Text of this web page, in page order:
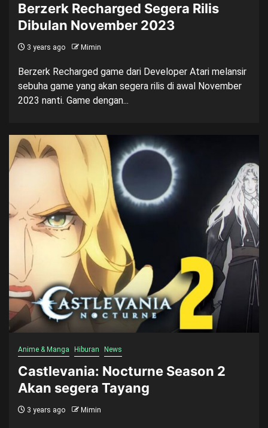
Berzerk Recharged Segera Rilis
Dibulan November 2023
3 years ago Mimin
Berzerk Recharged game dari Developer Atari melansir
sebuha game yang akan segera rilis di awal November
2023 nanti. Game dengan...
Anime & Manga Hiburan News
Castlevania: Nocturne Season 2
Akan segera Tayang
3 years ago Mimin